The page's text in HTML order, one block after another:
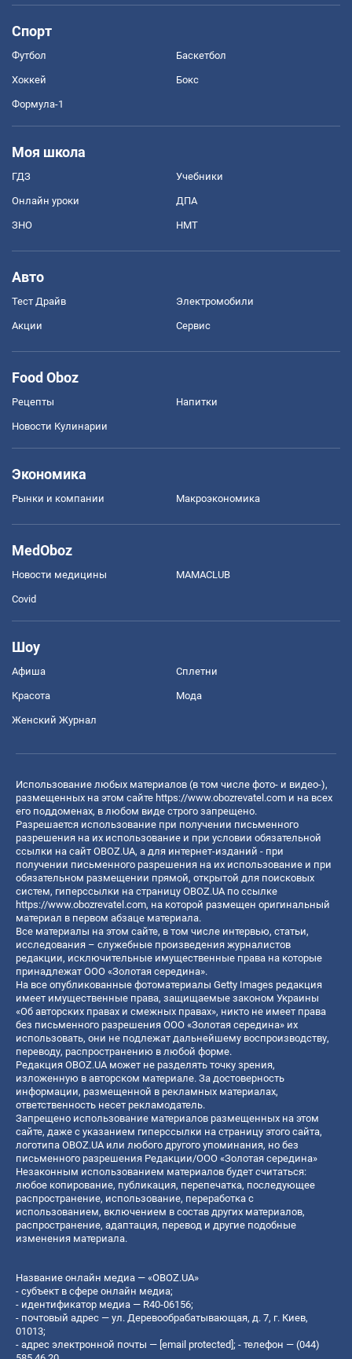
Спорт
Футбол Баскетбол
Хоккей Бокс
Формула-1
Моя школа
ГДЗ Учебники
Онлайн уроки ДПА
ЗНО НМТ
Авто
Тест Драйв Электромобили
Акции Сервис
Food Oboz
Рецепты Напитки
Новости Кулинарии
Экономика
Рынки и компании Mакроэкономика
MedOboz
Новости медицины MAMACLUB
Covid
Шоу
Афиша Сплетни
Красота Мода
Женский Журнал
Использование любых материалов (в том числе фото- и видео-),
размещенных на этом сайте https://www.obozrevatel.com и на всех
его поддоменах, в любом виде строго запрещено.
Разрешается использование при получении письменного
разрешения на их использование и при условии обязательной
ссылки на сайт OBOZ.UA, а для интернет-изданий - при
получении письменного разрешения на их использование и при
обязательном размещении прямой, открытой для поисковых
систем, гиперссылки на страницу OBOZ.UA по ссылке
https://www.obozrevatel.com, на которой размещен оригинальный
материал в первом абзаце материала.
Все материалы на этом сайте, в том числе интервью, статьи,
исследования – служебные произведения журналистов
редакции, исключительные имущественные права на которые
принадлежат ООО «Золотая середина».
На все опубликованные фотоматериалы Getty Images редакция
имеет имущественные права, защищаемые законом Украины
«Об авторских правах и смежных правах», никто не имеет права
без письменного разрешения ООО «Золотая середина» их
использовать, они не подлежат дальнейшему воспроизводству,
переводу, распространению в любой форме.
Редакция OBOZ.UA может не разделять точку зрения,
изложенную в авторском материале. За достоверность
информации, размещенной в рекламных материалах,
ответственность несет рекламодатель.
Запрещено использование материалов размещенных на этом
сайте, даже с указанием гиперссылки на страницу этого сайта,
логотипа OBOZ.UA или любого другого упоминания, но без
письменного разрешения Редакции/ООО «Золотая середина»
Незаконным использованием материалов будет считаться:
любое копирование, публикация, перепечатка, последующее
распространение, использование, переработка с
использованием, включением в состав других материалов,
распространение, адаптация, перевод и другие подобные
изменения материала.
Название онлайн медиа — «OBOZ.UA»
- субъект в сфере онлайн медиа;
- идентификатор медиа — R40-06156;
- почтовый адрес — ул. Деревообрабатывающая, д. 7, г. Киев,
01013;
- адрес электронной почты — [email protected]; - телефон — (044)